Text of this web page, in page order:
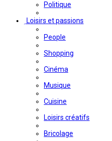
Politique
Loisirs et passions
People
Shopping
Cinéma
Musique
Cuisine
Loisirs créatifs
Bricolage